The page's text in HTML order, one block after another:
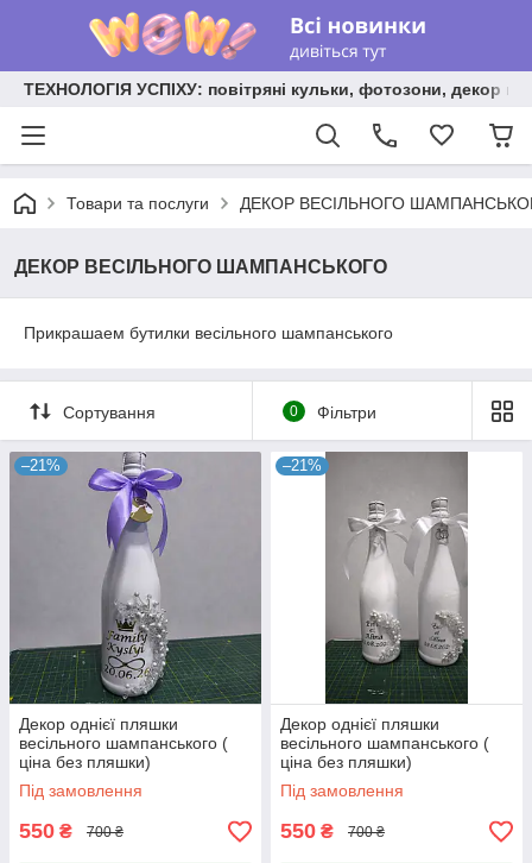
ТЕХНОЛОГІЯ УСПІХУ: повітряні кульки, фотозони, декор на
Товари та послуги ДЕКОР ВЕСІЛЬНОГО
ДЕКОР ВЕСІЛЬНОГО ШАМПАНСЬКОГО
Прикрашаем бутилки весільного шампанського
Сортування 0 Фільтри
–21%
Декор однієї пляшки
весільного шампанського (
ціна без пляшки)
передоплата
Під замовлення
550 ₴ 700 ₴
–21%
Декор однієї пляшки
весільного шампанського (
ціна без пляшки)
передоплата
Під замовлення
550 ₴ 700 ₴